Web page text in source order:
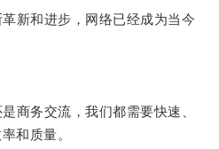
和进步，网络已经成为当今
务交流，我们都需要快速、
和质量。